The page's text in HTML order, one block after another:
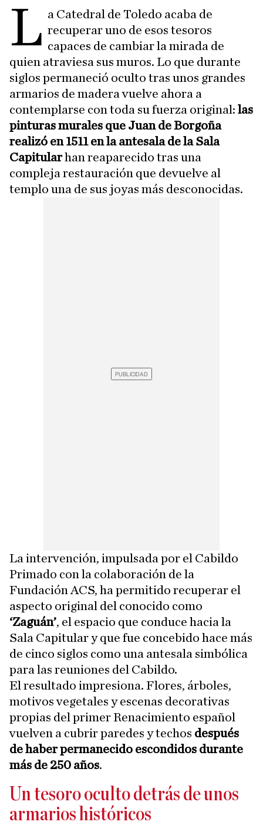
L a Catedral de Toledo acaba de
recuperar uno de esos tesoros
capaces de cambiar la mirada de
quien atraviesa sus muros. Lo que durante
siglos permaneció oculto tras unos grandes
armarios de madera vuelve ahora a
contemplarse con toda su fuerza original: las
pinturas murales que Juan de Borgoña
realizó en 1511 en la antesala de la Sala
Capitularhan reaparecido tras una
compleja restauración que devuelve al
templo una de sus joyas más desconocidas.
La intervención, impulsada por el Cabildo
Primado con la colaboración de la
Fundación ACS, ha permitido recuperar el
aspecto original del conocido como
‘Zaguán’, el espacio que conduce hacia la
Sala Capitular y que fue concebido hace más
de cinco siglos como una antesala simbólica
para las reuniones del Cabildo.
El resultado impresiona. Flores, árboles,
motivos vegetales y escenas decorativas
propias del primer Renacimiento español
vuelven a cubrir paredes y techos después
de haber permanecido escondidos durante
más de 250 años.
Un tesoro oculto detrás de unos
armarios históricos